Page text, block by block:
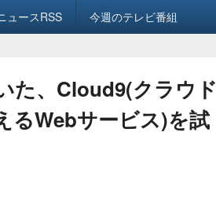
ュースRSS 今週のテレビ番組
た、Cloud9(クラウド
るWebサービス)を試